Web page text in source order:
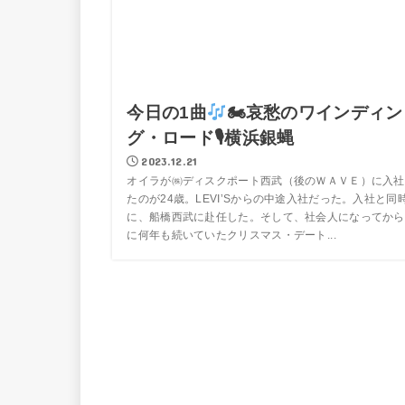
今日の1曲
🏍哀愁のワインディン
グ・ロード🎙横浜銀蝿
2023.12.21
オイラが㈱ディスクポート西武（後のＷＡＶＥ）に入社
たのが24歳。LEVI’Sからの中途入社だった。入社と同
に、船橋西武に赴任した。そして、社会人になってか
に何年も続いていたクリスマス・デート...